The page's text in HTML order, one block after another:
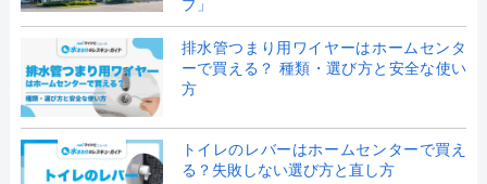
プ」
排水管つまり用ワイヤーはホームセンタ
ーで買える？ 種類・選び方と安全な使い
方
トイレのレバーはホームセンターで買え
る？失敗しない選び方と直し方